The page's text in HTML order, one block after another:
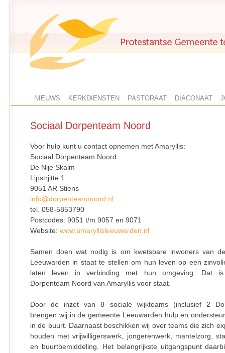
NIEUWS KERKDIENSTEN PASTORAAT DIACONAAT
Sociaal Dorpenteam Noord
Voor hulp kunt u contact opnemen met Amaryllis:
Sociaal Dorpenteam Noord
De Nije Skalm
Lipstrjitte 1
9051 AR Stiens
info@dorpenteamnoord.nl
tel. 058-5853790
Postcodes: 9051 t/m 9057 en 9071
Website: www.amaryllisleeuwarden.nl
Samen doen wat nodig is om kwetsbare inwoners van
Leeuwarden in staat te stellen om hun leven op een
laten leven in verbinding met hun omgeving. Dat
Dorpenteam Noord van Amaryllis voor staat.
Door de inzet van 8 sociale wijkteams (inclusief 2
brengen wij in de gemeente Leeuwarden hulp en
in de buurt. Daarnaast beschikken wij over teams die zich
houden met vrijwilligerswerk, jongerenwerk, mantelzorg,
en buurtbemiddeling. Het belangrijkste uitgangspunt